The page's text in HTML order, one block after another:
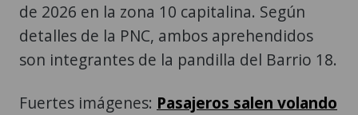
de 2026 en la zona 10 capitalina. Según
detalles de la PNC, ambos aprehendidos
son integrantes de la pandilla del Barrio 18.
Fuertes imágenes: Pasajeros salen volando